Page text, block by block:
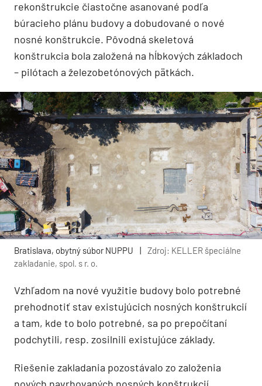
rekonštrukcie čiastočne asanované podľa
búracieho plánu budovy a dobudované o nové
nosné konštrukcie. Pôvodná skeletová
konštrukcia bola založená na hĺbkových základoch
– pilótach a železobetónových pätkách.
Bratislava, obytný súbor NUPPU |
Zdroj: KELLER špeciálne
zakladanie, spol. s r. o.
Vzhľadom na nové využitie budovy bolo potrebné
prehodnotiť stav existujúcich nosných konštrukcií
a tam, kde to bolo potrebné, sa po prepočítaní
podchytili, resp. zosilnili existujú­ce základy.
Riešenie zakladania pozostávalo zo založenia